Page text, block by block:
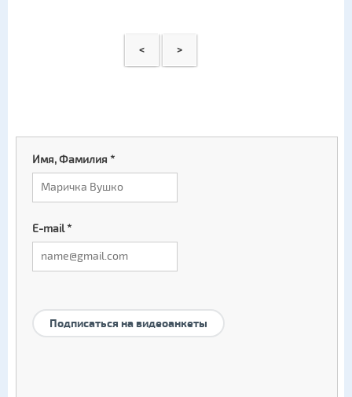
< >
Имя, Фамилия *
E-mail*
Подписаться на видеоанкеты